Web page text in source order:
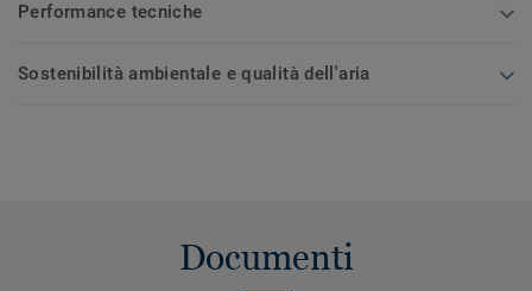
Performance tecniche
Sostenibilità ambientale e qualità dell'aria
Documenti